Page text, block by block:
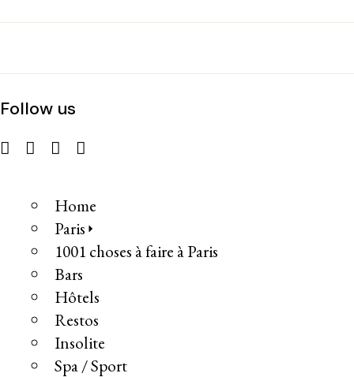
Follow us
Home
Paris
1001 choses à faire à Paris
Bars
Hôtels
Restos
Insolite
Spa / Sport